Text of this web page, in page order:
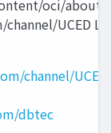
oci/
UCED
channel/
dbtec